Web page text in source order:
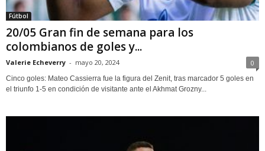
Fútbol
20/05 Gran fin de semana para los
colombianos de goles y...
Valerie Echeverry - mayo 20, 2024 0
Cinco goles: Mateo Cassierra fue la figura del Zenit, tras marcador 5 goles en
el triunfo 1-5 en condición de visitante ante el Akhmat Grozny...